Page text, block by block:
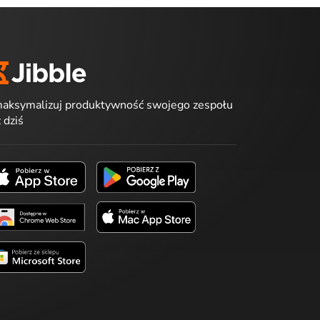
produktywność swojego zespołu
dziś